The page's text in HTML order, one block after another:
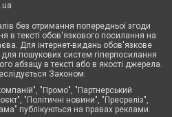
без отримання попередньої згоди
в тексті обов'язкового посилання на
Для інтернет-видань обов'язкове
пошукових систем гіперпосилання
абзацу в тексті або в якості джерела.
Законом.
"Промо", "Партнерський
"Політичні новини", "Пресреліз",
публікуються на правах реклами.